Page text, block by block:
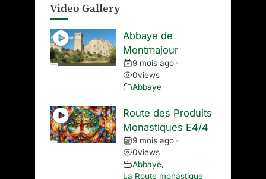
Video Gallery
Abbaye de
Montmajour
9 mois ago •
0views
Abbaye
Route des Produits
Monastiques E4/4
9 mois ago •
0views
Abbaye,
La Route monastique